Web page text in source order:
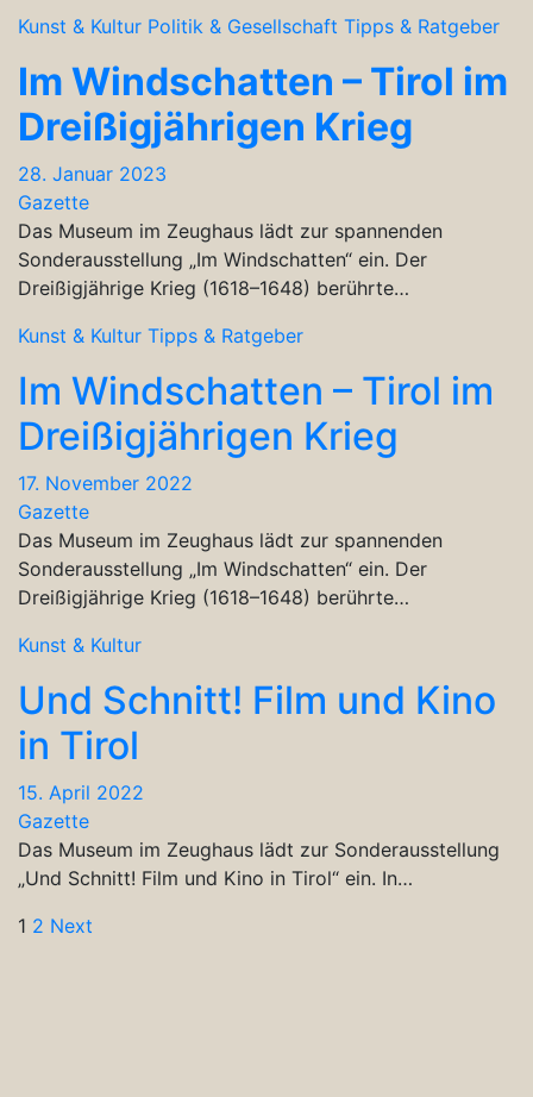
Kunst & Kultur Politik & Gesellschaft Tipps & Ratgeber
Im Windschatten – Tirol im
Dreißigjährigen Krieg
28. Januar 2023
Gazette
Das Museum im Zeughaus lädt zur spannenden
Sonderausstellung „Im Windschatten“ ein. Der
Dreißigjährige Krieg (1618–1648) berührte…
Kunst & Kultur Tipps & Ratgeber
Im Windschatten – Tirol im
Dreißigjährigen Krieg
17. November 2022
Gazette
Das Museum im Zeughaus lädt zur spannenden
Sonderausstellung „Im Windschatten“ ein. Der
Dreißigjährige Krieg (1618–1648) berührte…
Kunst & Kultur
Und Schnitt! Film und Kino
in Tirol
15. April 2022
Gazette
Das Museum im Zeughaus lädt zur Sonderausstellung
„Und Schnitt! Film und Kino in Tirol“ ein. In…
Seitennummerierung
1 2 Next